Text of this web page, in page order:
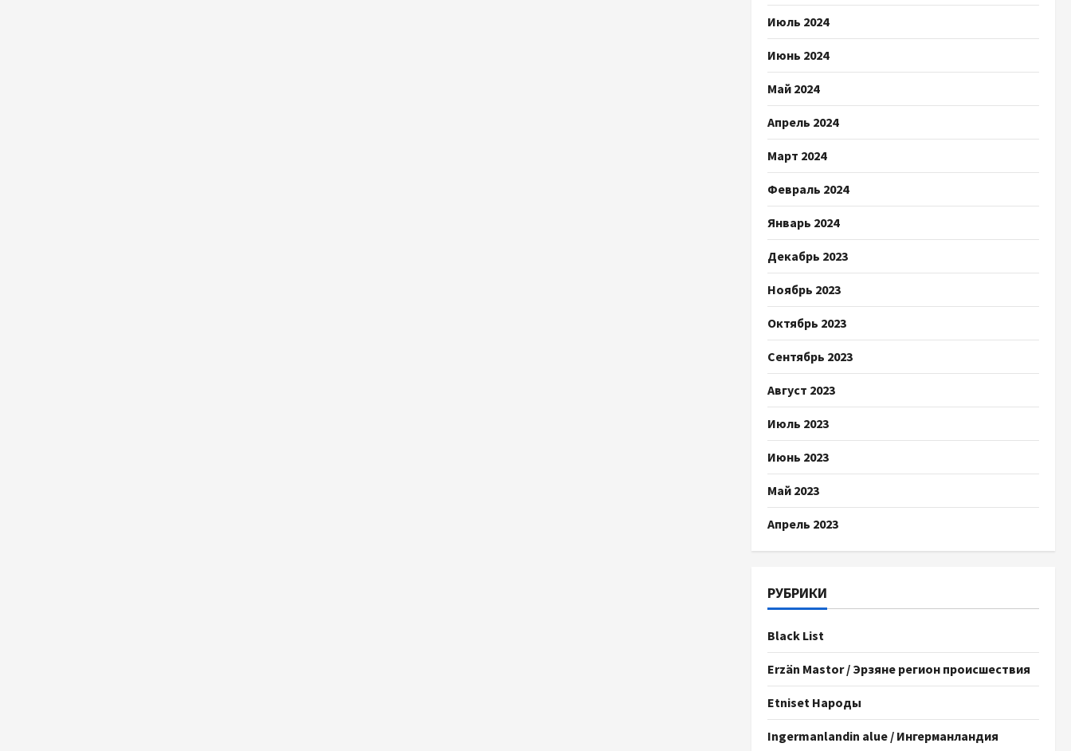
Июль 2024
Июнь 2024
Май 2024
Апрель 2024
Март 2024
Февраль 2024
Январь 2024
Декабрь 2023
Ноябрь 2023
Октябрь 2023
Сентябрь 2023
Август 2023
Июль 2023
Июнь 2023
Май 2023
Апрель 2023
РУБРИКИ
Black List
Erzän Mastor / Эрзяне регион происшествия
Etniset Народы
Ingermanlandin alue / Ингерманландия